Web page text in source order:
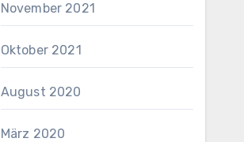
November 2021
Oktober 2021
August 2020
März 2020